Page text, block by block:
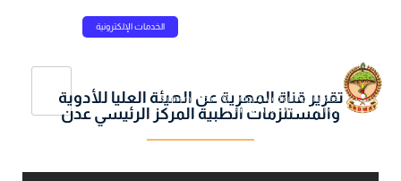
الخدمات الإلكترونية
تقرير قناة المهرية عن الهيئة العليا للأدوية
والمستلزمات الطبية المركز الرئيسي عدن